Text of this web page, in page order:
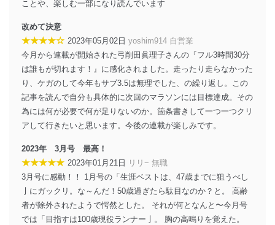
情報システムの使用に伴う漏洩等の防止
メール等により個人データの含まれるファイルを
送信する場合に、当該ファイルへのパスワードを
設定しています。
個人情報保護マネジメントシステムの継続的改善
じて、個人情報保護マネジメントシステムを継続的に改
善し、常に最良の状態を維持します。
苦情及び相談受付け窓口
貴殿の個人情報及び当社の個人情報保護マネジメントシ
ステムに関するご相談及び苦情については以下までご連
絡ください。
適切、かつ迅速に対応させていただきます。
ことや、楽しむ一部になり読んでいます
改めて決意
★★★★☆ 2023年05月02日 yoshim914 自営業
今月から連載が開始された弓削田眞理子さんの『フル3時間30分
は誰もが切れます！』に感化されました。走ったり走らなかった
り、ケガのして今年もサブ3.5は無理でした、の繰り返し。この
記事を読んで自分も具体的に次回のマラソンには目標達成。その
為には何が必要で何が足りないのか。箇条書きして一つ一つクリ
アして行きたいと思います。今後の連載が楽しみです。
2023年 3月号 最高！
★★★★★ 2023年01月21日
リリ− 無職
3月号に感動！！ 1月号の「生涯ベストは、47歳までに狙うべし
亅にガックリ。な～んだ！50歳過ぎたら駄目なのか？と。 高齢
者が除外されたようで愕然とした。 それが何となんと〜今月号
では「目指すは100歳現役ランナー亅。 胸の高鳴りを覚えた。